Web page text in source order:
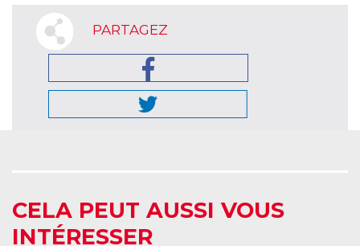
PARTAGEZ
CELA PEUT AUSSI VOUS
INTÉRESSER